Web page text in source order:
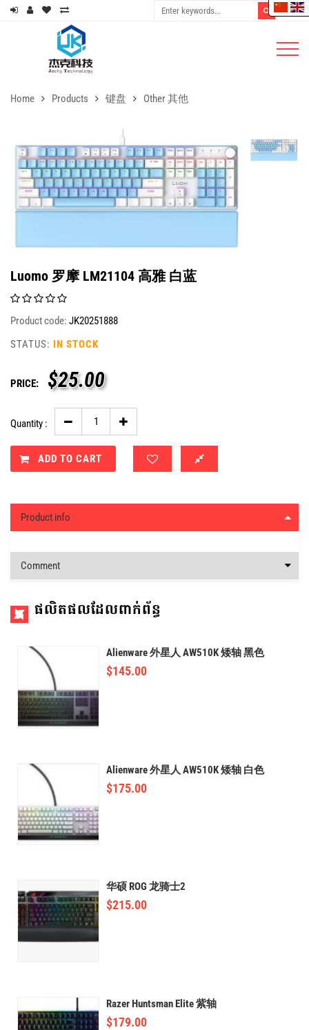
Home Products 键盘 Other 其他
Luomo 罗摩 LM21104 高雅 白蓝
Product code: JK20251888
STATUS:
IN STOCK
PRICE: $25.00
Quantity :
ADD TO CART
Product info
Comment
ផលិតផលដែលពាក់ព័ន្ធ
Alienware 外星人 AW510K 矮轴 黑色
$145.00
Alienware 外星人 AW510K 矮轴 白色
$175.00
华硕 ROG 龙骑士2
$215.00
Razer Huntsman Elite 紫轴
$179.00